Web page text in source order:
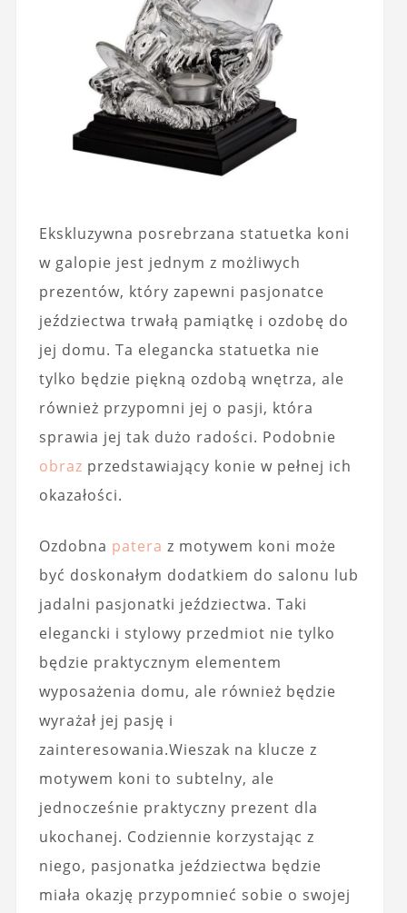
Ekskluzywna posrebrzana statuetka koni
w galopie jest jednym z możliwych
prezentów, który zapewni pasjonatce
jeździectwa trwałą pamiątkę i ozdobę do
jej domu. Ta elegancka statuetka nie
tylko będzie piękną ozdobą wnętrza, ale
również przypomni jej o pasji, która
sprawia jej tak dużo radości. Podobnie
obraz przedstawiający konie w pełnej ich
okazałości.
Ozdobna patera z motywem koni może
być doskonałym dodatkiem do salonu lub
jadalni pasjonatki jeździectwa. Taki
elegancki i stylowy przedmiot nie tylko
będzie praktycznym elementem
wyposażenia domu, ale również będzie
wyrażał jej pasję i
zainteresowania.Wieszak na klucze z
motywem koni to subtelny, ale
jednocześnie praktyczny prezent dla
ukochanej. Codziennie korzystając z
niego, pasjonatka jeździectwa będzie
miała okazję przypomnieć sobie o swojej